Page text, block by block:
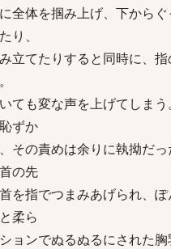
全体を掴み上げ、下からぐ
り、
立てたりすると同時に、
ても変な声を上げてしま
ずか
その責めは余りに執拗だ
の先
を指でつまみあげられ、
柔ら
ョンでぬるぬるにされた胸